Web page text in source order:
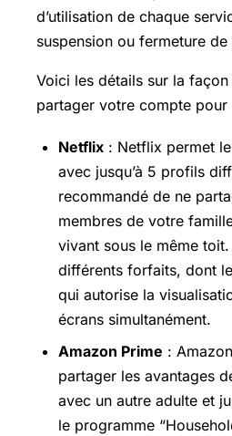
d’utilisation de chaque
suspension ou fermeture
Voici les détails sur la
partager votre compte pour
Netflix : Netflix permet
avec jusqu’à 5 profils
recommandé de ne
membres de votre
vivant sous le même
différents forfaits, dont
qui autorise la
écrans simultanément.
Amazon Prime :
partager les avantages
avec un autre adulte et
le programme